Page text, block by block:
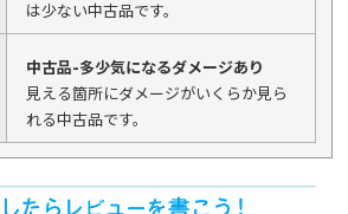
は少ない中古品です。
中古品-多少気になるダメージあり
見える箇所にダメージがいくらか見ら
れる中古品です。